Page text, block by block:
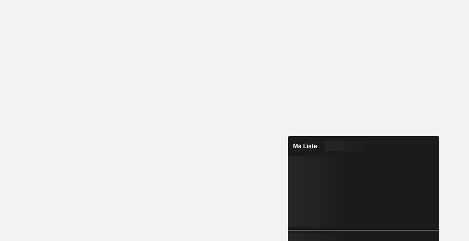
Ma Liste